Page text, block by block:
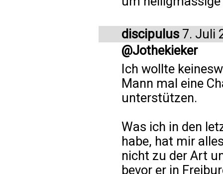
discipulus 7. Juli
@Jothekieker
Ich wollte
Mann mal eine
unterstützen.
Was ich in den
habe, hat mir
nicht zu der Art
bevor er in